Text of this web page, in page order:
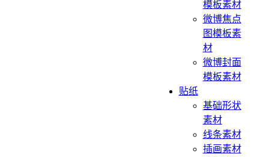
模板素材
微博焦点
图模板素
材
微博封面
模板素材
贴纸
基础形状
素材
线条素材
插画素材